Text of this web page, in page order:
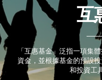
市場概要
股票搜尋
市場資訊
市場導航
研究報告總覽
投資速遞
外匯攻略
產品
港股
證券孖展買賣
認購新股
幫助
收費及其他費用
激活您的網上帳戶
常見問題
互
「互惠基金」泛指一項集
資金，並根據基金的預設
和投資工